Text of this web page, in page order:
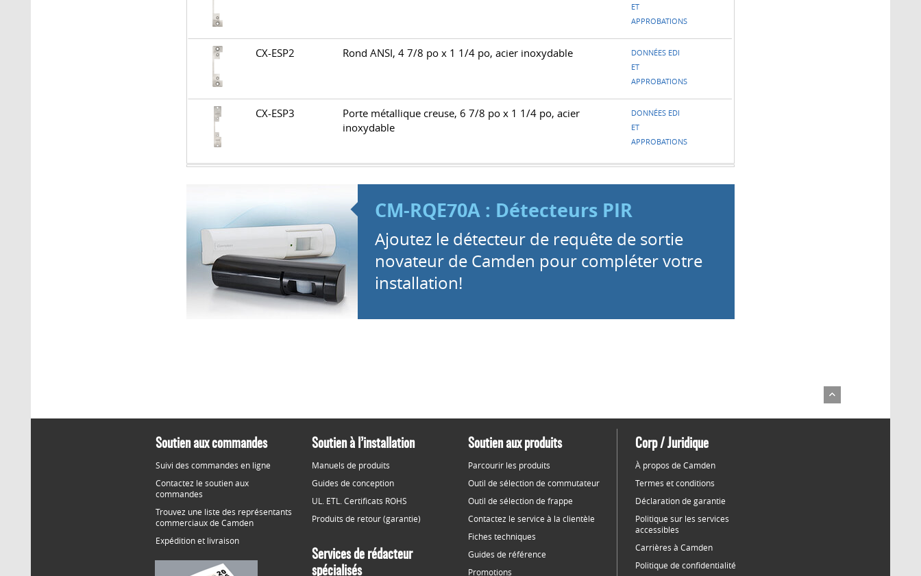
ET
APPROBATIONS
CX-ESP2 Rond ANSI, 4 7/8 po x 1 1/4 po, acier inoxydable
DONNÉES EDI
ET
APPROBATIONS
CX-ESP3
Porte métallique creuse, 6 7/8 po x 1 1/4 po, acier
inoxydable
DONNÉES EDI
ET
APPROBATIONS
CM-RQE70A : Détecteurs PIR
Ajoutez le détecteur de requête de sortie
novateur de Camden pour compléter votre
installation!
Soutien aux commandes
Suivi des commandes en ligne
Contactez le soutien aux
commandes
Trouvez une liste des représentants
commerciaux de Camden
Expédition et livraison
Soutien à l’installation
Manuels de produits
Guides de conception
UL. ETL. Certificats ROHS
Produits de retour (garantie)
Services de rédacteur
spécialisés
Soutien aux produits
Parcourir les produits
Outil de sélection de commutateur
Outil de sélection de frappe
Contactez le service à la clientèle
Fiches techniques
Guides de référence
Promotions
Corp / Juridique
À propos de Camden
Termes et conditions
Déclaration de garantie
Politique sur les services
accessibles
Carrières à Camden
Politique de confidentialité